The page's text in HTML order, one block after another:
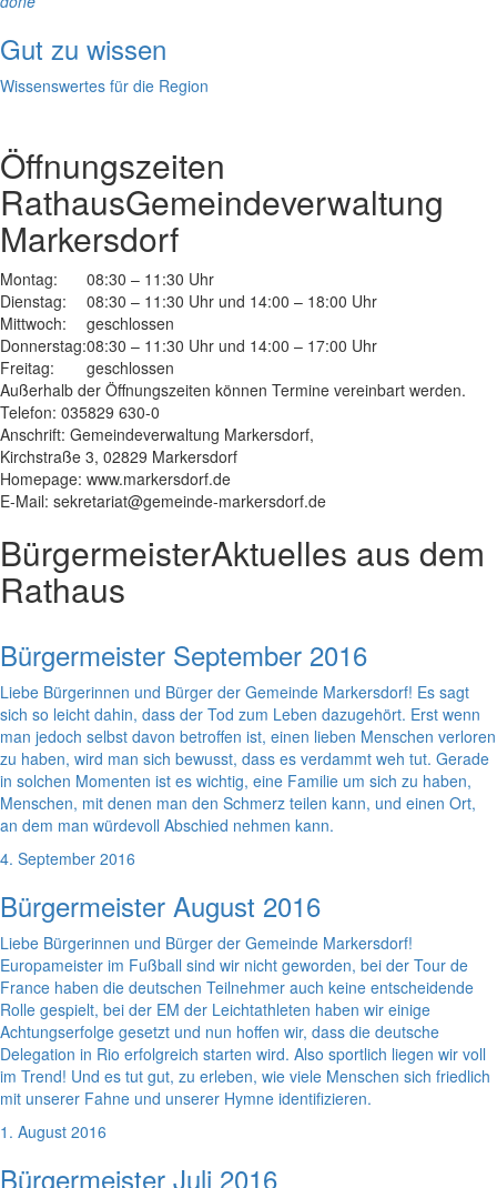
Gut zu wissen
Wissenswertes für die Region
Öffnungszeiten
RathausGemeindeverwaltung
Markersdorf
Montag:
08:30 – 11:30 Uhr
Dienstag:
08:30 – 11:30 Uhr und 14:00 – 18:00 Uhr
Mittwoch:
geschlossen
Donnerstag:08:30 – 11:30 Uhr und 14:00 – 17:00 Uhr
Freitag:
geschlossen
Außerhalb der Öffnungszeiten können Termine vereinbart werden.
Telefon: 035829 630-0
Anschrift: Gemeindeverwaltung Markersdorf,
Kirchstraße 3, 02829 Markersdorf
Homepage: www.markersdorf.de
E-Mail: sekretariat@gemeinde-markersdorf.de
BürgermeisterAktuelles aus dem
Rathaus
Bürgermeister September 2016
Liebe Bürgerinnen und Bürger der Gemeinde Markersdorf! Es sagt
sich so leicht dahin, dass der Tod zum Leben dazugehört. Erst wenn
man jedoch selbst davon betroffen ist, einen lieben Menschen verloren
zu haben, wird man sich bewusst, dass es verdammt weh tut. Gerade
in solchen Momenten ist es wichtig, eine Familie um sich zu haben,
Menschen, mit denen man den Schmerz teilen kann, und einen Ort,
an dem man würdevoll Abschied nehmen kann.
4. September 2016
Bürgermeister August 2016
Liebe Bürgerinnen und Bürger der Gemeinde Markersdorf!
Europameister im Fußball sind wir nicht geworden, bei der Tour de
France haben die deutschen Teilnehmer auch keine entscheidende
Rolle gespielt, bei der EM der Leichtathleten haben wir einige
Achtungserfolge gesetzt und nun hoffen wir, dass die deutsche
Delegation in Rio erfolgreich starten wird. Also sportlich liegen wir voll
im Trend! Und es tut gut, zu erleben, wie viele Menschen sich friedlich
mit unserer Fahne und unserer Hymne identifizieren.
1. August 2016
Bürgermeister Juli 2016